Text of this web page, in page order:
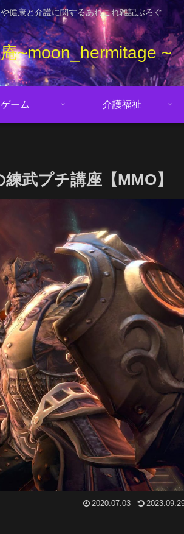
健康と介護に関するあれこれ雑記ぶろぐ
~moon_hermitage ~
ゲーム 介護福祉
武プチ講座【MMO】
2020.07.03